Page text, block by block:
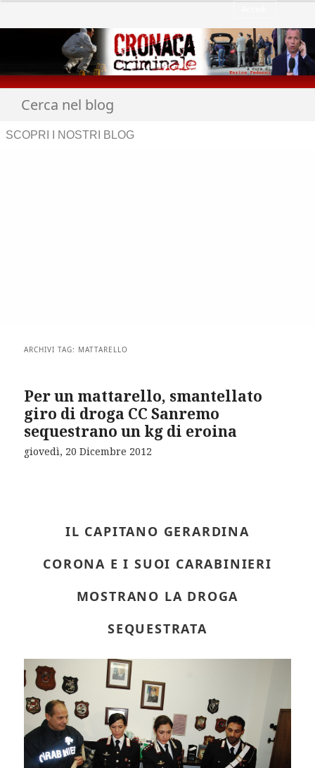
ARCHIVI TAG: MATTARELLO
Per un mattarello, smantellato
giro di droga CC Sanremo
sequestrano un kg di eroina
giovedì, 20 Dicembre 2012
IL CAPITANO GERARDINA
CORONA E I SUOI CARABINIERI
MOSTRANO LA DROGA
SEQUESTRATA